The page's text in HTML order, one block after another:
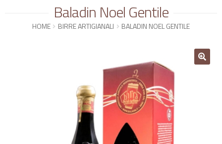
Baladin Noel Gentile
HOME BIRRE ARTIGIANALI BALADIN NOEL GENTILE